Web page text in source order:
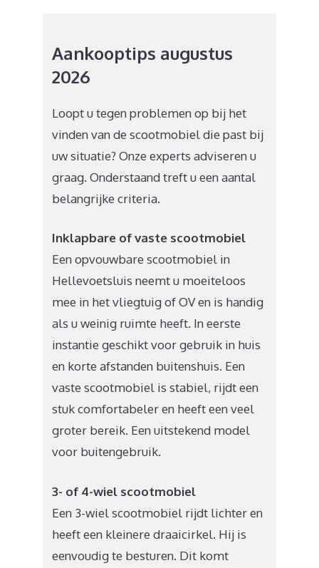
Aankooptips augustus
2026
Loopt u tegen problemen op bij het
vinden van de scootmobiel die past bij
uw situatie? Onze experts adviseren u
graag. Onderstaand treft u een aantal
belangrijke criteria.
Inklapbare of vaste scootmobiel
Een opvouwbare scootmobiel in
Hellevoetsluis neemt u moeiteloos
mee in het vliegtuig of OV en is handig
als u weinig ruimte heeft. In eerste
instantie geschikt voor gebruik in huis
en korte afstanden buitenshuis. Een
vaste scootmobiel is stabiel, rijdt een
stuk comfortabeler en heeft een veel
groter bereik. Een uitstekend model
voor buitengebruik.
3- of 4-wiel scootmobiel
Een 3-wiel scootmobiel rijdt lichter en
heeft een kleinere draaicirkel. Hij is
eenvoudig te besturen. Dit komt